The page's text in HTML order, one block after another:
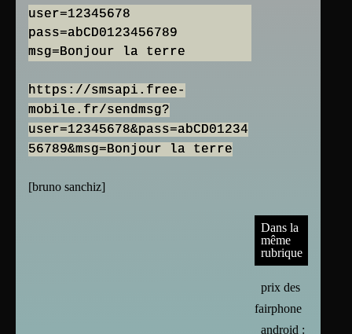
user=12345678
pass=abCD0123456789
https://smsapi.free-
mobile.fr/sendmsg?
user=12345678&pass=abCD01234
56789&msg=Bonjour la terre
[bruno sanchiz]
Dans la
même
rubrique
prix des
fairphone
android :